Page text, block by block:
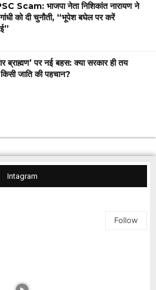
Scam: भाजपा नेता निशिकांत नारायण ने
को दी चुनौती, “भूपेश बघेल पर करें
ब्राह्मण’ पर नई बहस: क्या सरकार ही तय
जाति की पहचान?
Intagram
Follow